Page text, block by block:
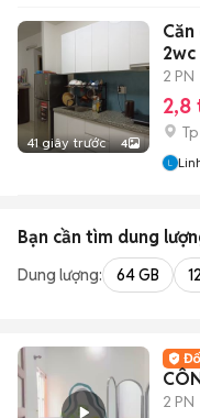
41 giây trước 4
2 PN
2,8
Bạn cần tìm dung
Dung lượng: 64 GB
2 PN